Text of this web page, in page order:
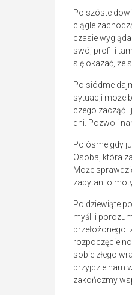
Po szóste
ciągle
czasie
swój profil i
się okazać, że
Po siódme
sytuacji może
czego zacząć i
dni. Pozwoli
Po ósme gdy
Osoba, która
Może
zapytani o
Po dziewiąte
myśli i
rozpoczęcie
sobie złego
przyjdzie nam
zakończmy